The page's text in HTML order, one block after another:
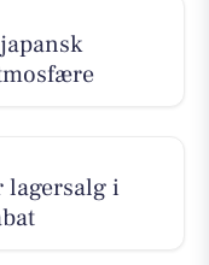
lagersalg i